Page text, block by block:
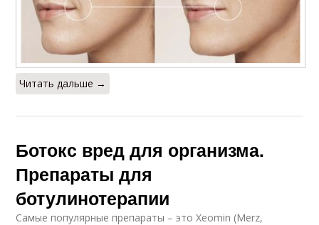
Читать дальше →
Ботокс вред для организма.
Препараты для
ботулинотерапии
Самые популярные препараты – это Xeomin (Merz,